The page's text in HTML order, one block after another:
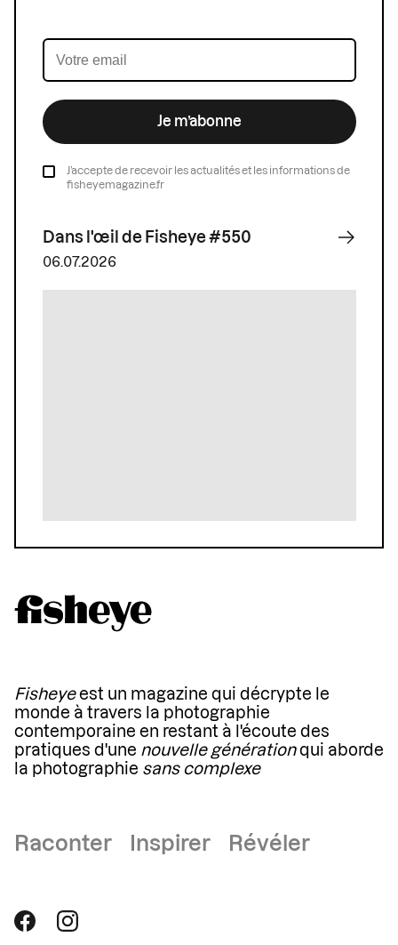
Je m’abonne
J’accepte de recevoir les actualités et les informations de
fisheyemagazine.fr
Dans l'œil de Fisheye #550
06.07.2026
Fisheyeest un magazine qui décrypte le
monde à travers la photographie
contemporaine en restant à l'écoute des
pratiques d'une nouvelle générationqui aborde
la photographie sans complexe
Raconter Inspirer Révéler